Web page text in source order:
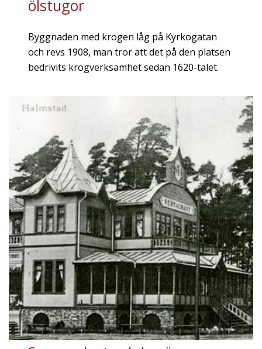
ölstugor
Byggnaden med krogen låg på Kyrkogatan
och revs 1908, man tror att det på den platsen
bedrivits krogverksamhet sedan 1620-talet.